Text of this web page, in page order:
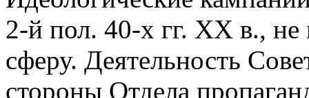
2-й пол. 40-х гг. XX в., не
сферу. Деятельность
стороны Отдела